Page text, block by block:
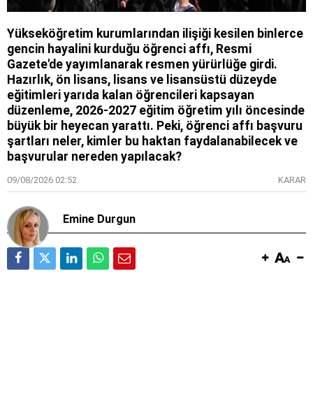
Yükseköğretim kurumlarından ilişiği kesilen binlerce
gencin hayalini kurduğu öğrenci affı, Resmi
Gazete'de yayımlanarak resmen yürürlüğe girdi.
Hazırlık, ön lisans, lisans ve lisansüstü düzeyde
eğitimleri yarıda kalan öğrencileri kapsayan
düzenleme, 2026-2027 eğitim öğretim yılı öncesinde
büyük bir heyecan yarattı. Peki, öğrenci affı başvuru
şartları neler, kimler bu haktan faydalanabilecek ve
başvurular nereden yapılacak?
09/08/2026 02:52 KARAR
Emine Durgun